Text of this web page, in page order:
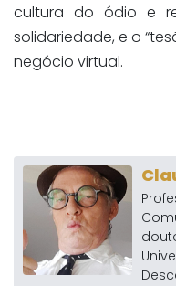
cultura do ódio e
solidariedade, e o
negócio virtual.